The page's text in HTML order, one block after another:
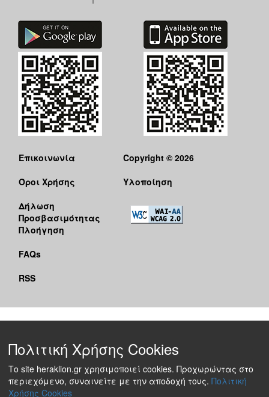
Επικοινωνία
Όροι Χρήσης
Δήλωση
Προσβασιμότητας
Πλοήγηση
FAQs
RSS
Copyright © 2026
Υλοποίηση
Πολιτική Χρήσης Cookies
Το site heraklion.gr χρησιμοποιεί cookies. Προχωρώντας στο
περιεχόμενο, συναινείτε με την αποδοχή τους. Πολιτική
Χρήσης Cookies